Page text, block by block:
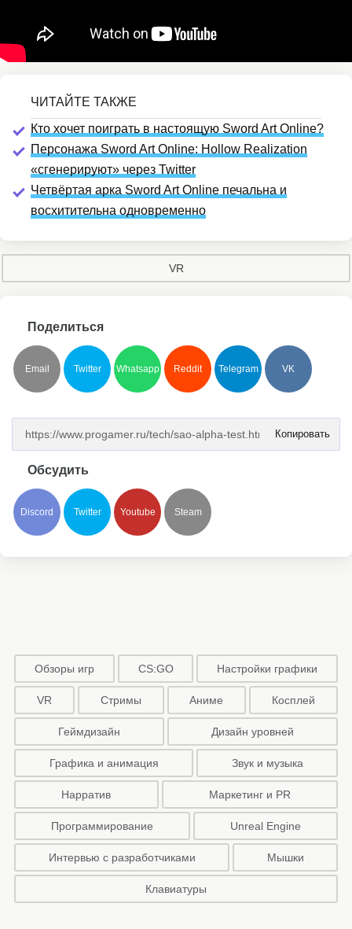
Кто хочет поиграть в настоящую Sword Art Online?
Персонажа Sword Art Online: Hollow Realization
«сгенерируют» через Twitter
Четвёртая арка Sword Art Online печальна и
восхитительна одновременно
VR
Поделиться
Email Twitter Whatsapp Reddit Telegram VK
Копировать
Обсудить
Discord Twitter Youtube Steam
Обзоры игр CS:GO Настройки графики
VR Стримы Аниме Косплей
Геймдизайн Дизайн уровней
Графика и анимация Звук и музыка
Нарратив Маркетинг и PR
Программирование Unreal Engine
Интервью с разработчиками Мышки
Клавиатуры